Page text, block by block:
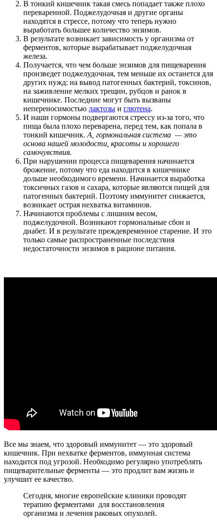
В тонкий кишечник такая смесь попадает также плохо
переваренной. Поджелудочная и другие органы
находятся в стрессе, потому что теперь нужно
выработать большее количество энзимов.
В результате возникает зависимость у организма от
ферментов, которые вырабатывает поджелудочная
железа.
Получается, что чем больше энзимов для пищеварения
произведет поджелудочная, тем меньше их останется для
других нужд: на вывод патогенных бактерий, токсинов,
на заживление мелких трещин, рубцов и ранок в
кишечнике. Последние могут быть вызваны
непереносимостью лактозы и глютена.
И наши гормоны подвергаются стрессу из-за того, что
пища была плохо переварена, перед тем, как попала в
тонкий кишечник. А, гормональная система — это
основа нашей молодости, красоты и хорошего
самочувствия.
При нарушении процесса пищеварения начинается
брожение, потому что еда находится в кишечнике
дольше необходимого времени. Начинается выработка
токсичных газов и сахара, которые являются пищей для
патогенных бактерий. Поэтому иммунитет снижается,
возникает острая нехватка витаминов.
Начинаются проблемы с лишним весом,
поджелудочной. Возникают гормональные сбои и
диабет. И в результате преждевременное старение. И это
только самые распространенные последствия
недостаточности энзимов в рационе питания.
Все мы знаем, что здоровый иммунитет — это здоровый
кишечник. При нехватке ферментов, иммунная система
находится под угрозой. Необходимо регулярно употреблять
пищеварительные ферменты — это продлит вам жизнь и
улучшит ее качество.
Сегодня, многие европейские клиники проводят
терапию ферментами для восстановления
организма и лечения раковых опухолей.